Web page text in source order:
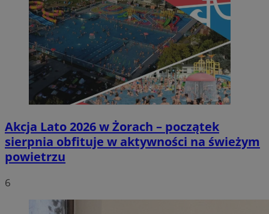
Akcja Lato 2026 w Żorach – początek
sierpnia obfituje w aktywności na świeżym
powietrzu
6